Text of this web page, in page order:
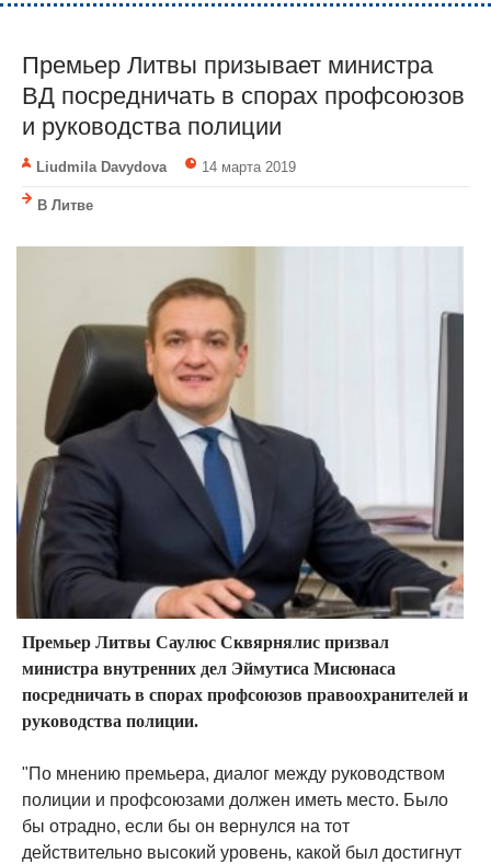
Премьер Литвы призывает министра
ВД посредничать в спорах профсоюзов
и руководства полиции
Liudmila Davydova 14 марта 2019
В Литве
Премьер Литвы Саулюс Сквярнялис призвал
министра внутренних дел Эймутиса Мисюнаса
посредничать в спорах профсоюзов правоохранителей и
руководства полиции.
"По мнению премьера, диалог между руководством
полиции и профсоюзами должен иметь место. Было
бы отрадно, если бы он вернулся на тот
действительно высокий уровень, какой был достигнут